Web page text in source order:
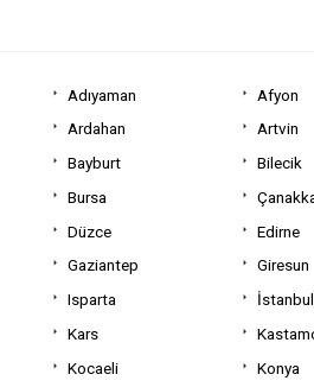
Adıyaman Afyon
Ardahan Artvin
Bayburt Bilecik
Bursa
Düzce Edirne
Gaziantep Giresun
Isparta İstanbul
Kars
Kocaeli Konya